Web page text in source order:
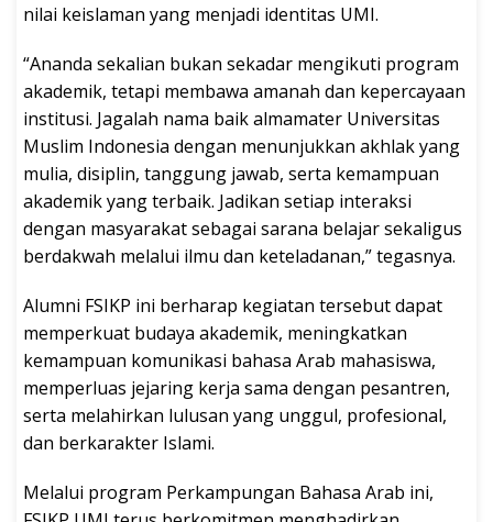
nilai keislaman yang menjadi identitas UMI.
“Ananda sekalian bukan sekadar mengikuti program
akademik, tetapi membawa amanah dan kepercayaan
institusi. Jagalah nama baik almamater Universitas
Muslim Indonesia dengan menunjukkan akhlak yang
mulia, disiplin, tanggung jawab, serta kemampuan
akademik yang terbaik. Jadikan setiap interaksi
dengan masyarakat sebagai sarana belajar sekaligus
berdakwah melalui ilmu dan keteladanan,” tegasnya.
Alumni FSIKP ini berharap kegiatan tersebut dapat
memperkuat budaya akademik, meningkatkan
kemampuan komunikasi bahasa Arab mahasiswa,
memperluas jejaring kerja sama dengan pesantren,
serta melahirkan lulusan yang unggul, profesional,
dan berkarakter Islami.
Melalui program Perkampungan Bahasa Arab ini,